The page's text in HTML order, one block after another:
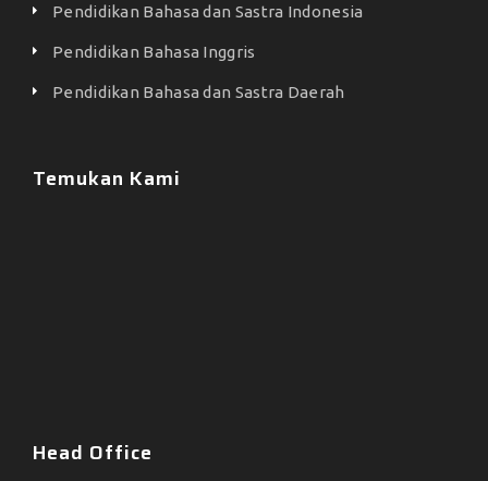
Pendidikan Bahasa dan Sastra Indonesia
Pendidikan Bahasa Inggris
Pendidikan Bahasa dan Sastra Daerah
Temukan Kami
Head Office